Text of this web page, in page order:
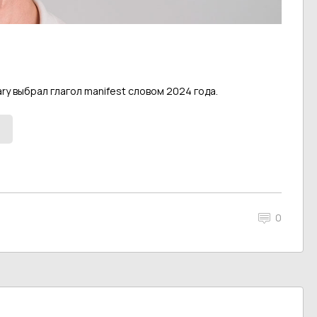
выбрал глагол manifest словом 2024 года.
0